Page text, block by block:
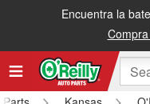
Encuentra la
Recibe tu orden gratis